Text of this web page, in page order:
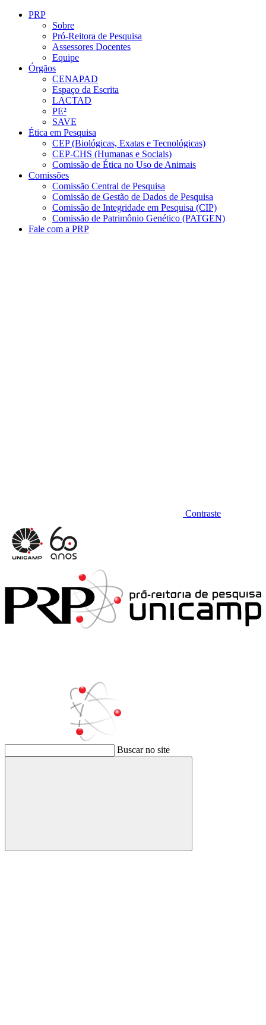
Conteúdo principal
PRP
Sobre
Pró-Reitora de Pesquisa
Assessores Docentes
Equipe
Órgãos
CENAPAD
Espaço da Escrita
LACTAD
PE²
SAVE
Ética em Pesquisa
CEP (Biológicas, Exatas e Tecnológicas)
CEP-CHS (Humanas e Sociais)
Comissão de Ética no Uso de Animais
Comissões
Comissão Central de Pesquisa
Comissão de Gestão de Dados de Pesquisa
Comissão de Integridade em Pesquisa (CIP)
Comissão de Patrimônio Genético (PATGEN)
Fale com a PRP
Contraste
Buscar no site
Buscar